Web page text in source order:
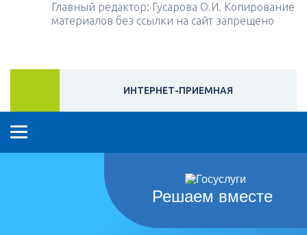
Главный редактор: Гусарова О.И. Копирование
материалов без ссылки на сайт запрещено
ИНТЕРНЕТ-ПРИЕМНАЯ
Решаем вместе